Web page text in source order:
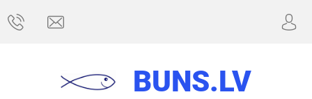
BUNS.LV